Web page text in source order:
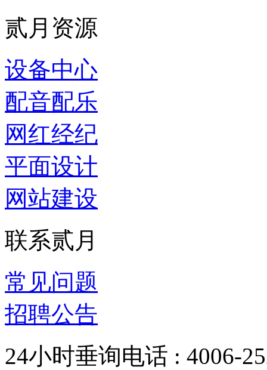
贰月资源
设备中心
配音配乐
网红经纪
平面设计
网站建设
联系贰月
常见问题
招聘公告
24小时垂询电话 : 4006-